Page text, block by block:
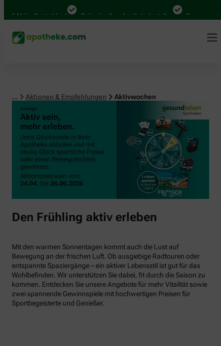
Mal in Deutschland Online bei Ihrer Apotheke bestellen Bequem
... Aktionen & Empfehlungen Aktivwochen
Den Frühling aktiv erleben
Mit den warmen Sonnentagen kommt auch die Lust auf
Bewegung an der frischen Luft. Ob ausgiebige Radtouren oder
entspannte Spaziergänge – ein aktiver Lebensstil ist gut für das
Wohlbefinden. Wir unterstützen Sie dabei, fit durch die Saison zu
kommen. Entdecken Sie unsere Angebote für mehr Vitalität sowie
zwei spannende Gewinnspiele mit hochwertigen Preisen für
Sportbegeisterte und Genießer.